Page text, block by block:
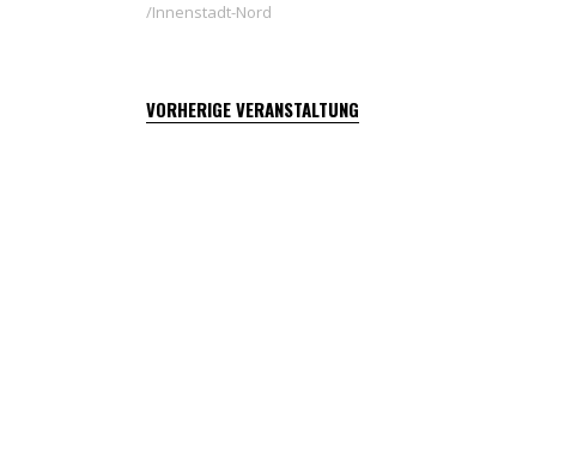
Innenstadt-Nord
VORHERIGE VERANSTALTUNG